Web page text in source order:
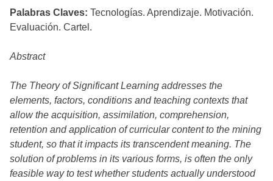
Palabras Claves: Tecnologías. Aprendizaje. Motivación.
Evaluación. Cartel.
Abstract
The Theory of Significant Learning addresses the
elements, factors, conditions and teaching contexts that
allow the acquisition, assimilation, comprehension,
retention and application of curricular content to the mining
student, so that it impacts its transcendent meaning. The
solution of problems in its various forms, is often the only
feasible way to test whether students actually understood